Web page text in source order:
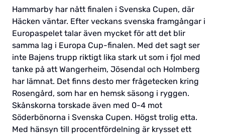
Hammarby har nått finalen i Svenska Cupen, där
Häcken väntar. Efter veckans svenska framgångar i
Europaspelet talar även mycket för att det blir
samma lag i Europa Cup-finalen. Med det sagt ser
inte Bajens trupp riktigt lika stark ut som i fjol med
tanke på att Wangerheim, Jösendal och Holmberg
har lämnat. Det finns desto mer frågetecken kring
Rosengård, som har en hemsk säsong i ryggen.
Skånskorna torskade även med 0-4 mot
Söderbönorna i Svenska Cupen. Högst trolig etta.
Med hänsyn till procentfördelning är krysset ett